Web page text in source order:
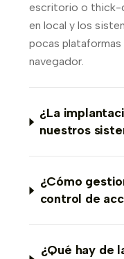
escritorio o thick-
en local y los
pocas
navegador.
¿La
nuestros
¿Cómo
control de
¿Qué hay de